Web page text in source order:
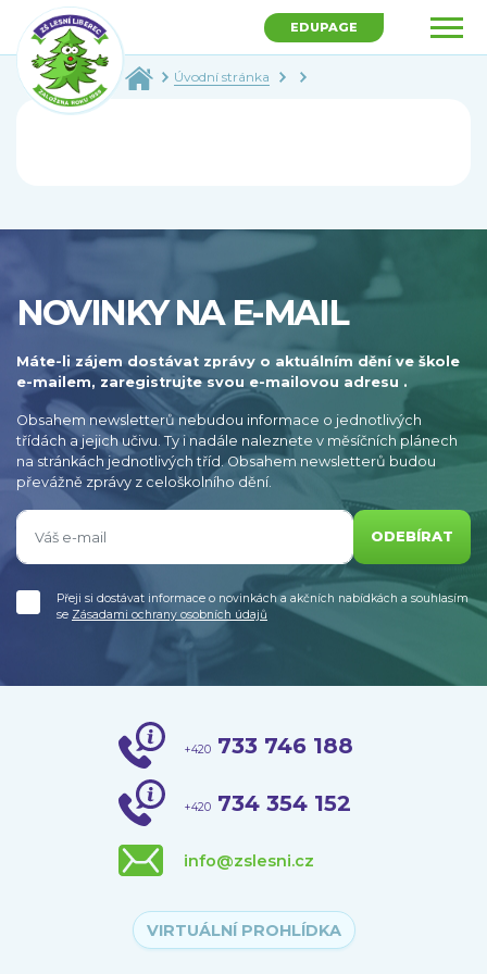
EDUPAGE
Úvodní stránka
NOVINKY NA E-MAIL
Máte-li zájem dostávat zprávy o aktuálním dění ve škole
e-mailem, zaregistrujte svou e-mailovou adresu .
Obsahem newsletterů nebudou informace o jednotlivých
třídách a jejich učivu. Ty i nadále naleznete v měsíčních plánech
na stránkách jednotlivých tříd. Obsahem newsletterů budou
převážně zprávy z celoškolního dění.
ODEBÍRAT
Přeji si dostávat informace o novinkách a akčních nabídkách a souhlasím
se Zásadami ochrany osobních údajů
+420 733 746 188
+420 734 354 152
info@zslesni.cz
VIRTUÁLNÍ PROHLÍDKA